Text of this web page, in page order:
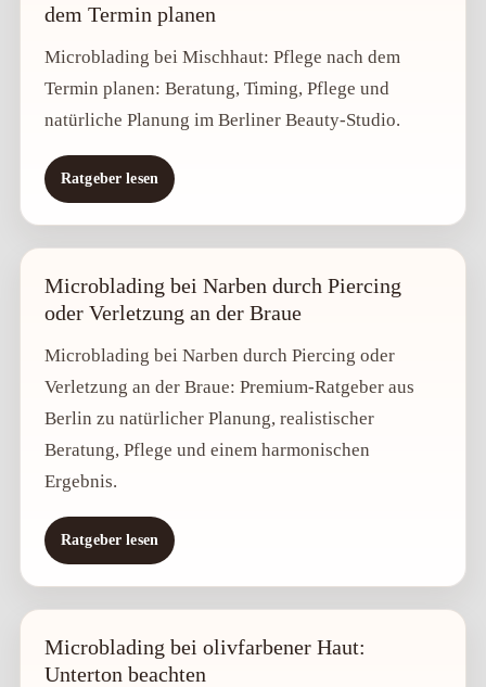
dem Termin planen
Microblading bei Mischhaut: Pflege nach dem
Termin planen: Beratung, Timing, Pflege und
natürliche Planung im Berliner Beauty-Studio.
Ratgeber lesen
Microblading bei Narben durch Piercing
oder Verletzung an der Braue
Microblading bei Narben durch Piercing oder
Verletzung an der Braue: Premium-Ratgeber aus
Berlin zu natürlicher Planung, realistischer
Beratung, Pflege und einem harmonischen
Ergebnis.
Ratgeber lesen
Microblading bei olivfarbener Haut:
Unterton beachten